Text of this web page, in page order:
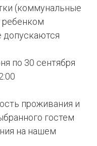
(коммунальные
ребенком
допускаются
по 30 сентября
проживания и
гостем
на нашем